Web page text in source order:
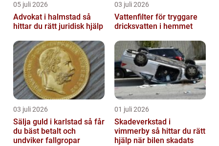
05 juli 2026
Advokat i halmstad så
hittar du rätt juridisk hjälp
03 juli 2026
Vattenfilter för tryggare
dricksvatten i hemmet
03 juli 2026
Sälja guld i karlstad så får
du bäst betalt och
undviker fallgropar
01 juli 2026
Skadeverkstad i
vimmerby så hittar du rätt
hjälp när bilen skadats